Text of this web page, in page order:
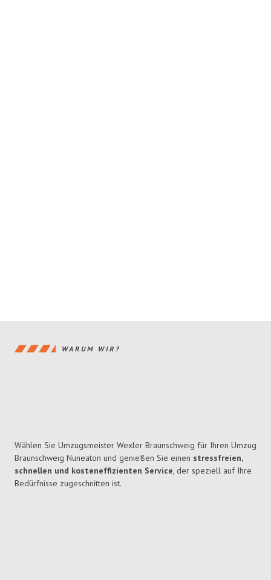
WARUM WIR?
Wählen Sie Umzugsmeister Wexler Braunschweig für Ihren Umzug
Braunschweig Nuneaton und genießen Sie einen stressfreien,
schnellen und kosteneffizienten Service, der speziell auf Ihre
Bedürfnisse zugeschnitten ist.